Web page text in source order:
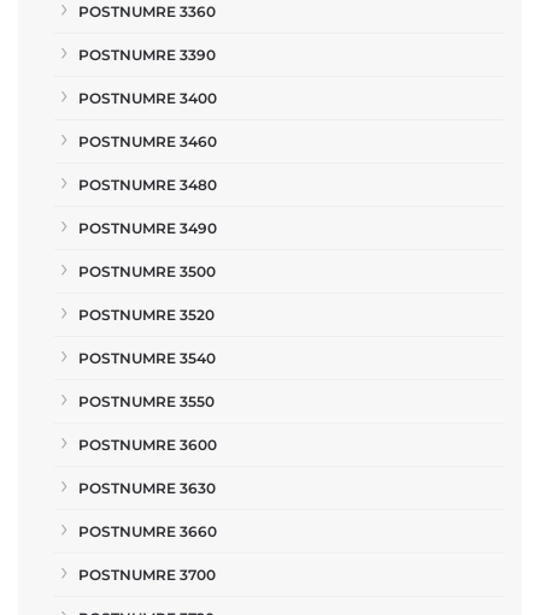
POSTNUMRE 3360
POSTNUMRE 3390
POSTNUMRE 3400
POSTNUMRE 3460
POSTNUMRE 3480
POSTNUMRE 3490
POSTNUMRE 3500
POSTNUMRE 3520
POSTNUMRE 3540
POSTNUMRE 3550
POSTNUMRE 3600
POSTNUMRE 3630
POSTNUMRE 3660
POSTNUMRE 3700